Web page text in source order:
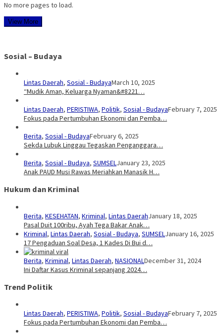
No more pages to load.
View More
Sosial – Budaya
Lintas Daerah, Sosial - BudayaMarch 10, 2025
“Mudik Aman, Keluarga Nyaman&#8221…
Lintas Daerah, PERISTIWA, Politik, Sosial - BudayaFebruary 7, 2025
Fokus pada Pertumbuhan Ekonomi dan Pemba…
Berita, Sosial - BudayaFebruary 6, 2025
Sekda Lubuk Linggau Tegaskan Penganggara…
Berita, Sosial - Budaya, SUMSELJanuary 23, 2025
Anak PAUD Musi Rawas Meriahkan Manasik H…
Hukum dan Kriminal
Berita, KESEHATAN, Kriminal, Lintas DaerahJanuary 18, 2025
Pasal Duit 100ribu, Ayah Tega Bakar Anak…
Kriminal, Lintas Daerah, Sosial - Budaya, SUMSELJanuary 16, 2025
17 Pengaduan Soal Desa, 1 Kades Di Bui d…
Berita, Kriminal, Lintas Daerah, NASIONALDecember 31, 2024
Ini Daftar Kasus Kriminal sepanjang 2024…
Trend Politik
Lintas Daerah, PERISTIWA, Politik, Sosial - BudayaFebruary 7, 2025
Fokus pada Pertumbuhan Ekonomi dan Pemba…